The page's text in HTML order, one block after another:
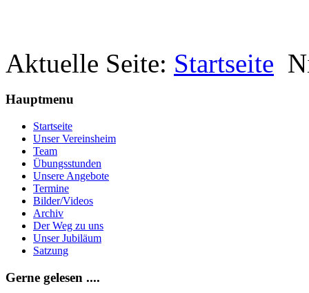
Aktuelle Seite: Startseite
Hauptmenu
Startseite
Unser Vereinsheim
Team
Übungsstunden
Unsere Angebote
Termine
Bilder/Videos
Archiv
Der Weg zu uns
Unser Jubiläum
Satzung
Gerne gelesen ....